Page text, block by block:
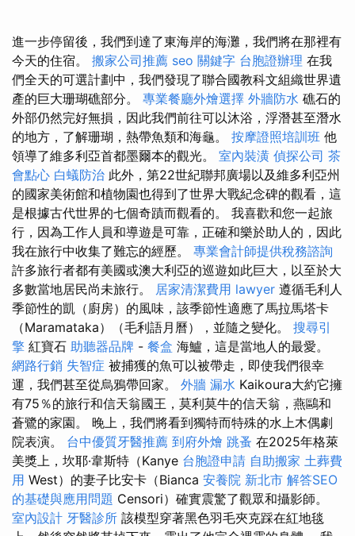
進一步停留後，我們到達了東海岸的海灘，我們將在那裡有
今天的住宿。 搬家公司推薦 seo 關鍵字 台胞證辦理 在我
們全天的可選計劃中，我們發現了聯合國教科文組織世界遺
產的巨大珊瑚礁部分。 專業餐廳外燴選擇 外牆防水 礁石的
外部仍然完好無損，因此我們前往可以沐浴，浮潛甚至潛水
的地方，了解珊瑚，熱帶魚類和海龜。 按摩證照培訓班 他
領導了維多利亞首都墨爾本的觀光。 室內裝潢 偵探公司 茶
會點心 白蟻防治 此外，第22世紀聯邦廣場以及維多利亞州
的國家美術館和植物園也得到了世界大戰紀念碑的觀看，這
是根據古代世界的七個奇蹟而觀看的。 我喜歡和您一起旅
行，因為工作人員和導遊是可靠，正確和樂於助人的，因此
我在旅行中收集了難忘的經歷。 專業會計師提供稅務諮詢
許多旅行者都有美國或澳大利亞的巡遊如此巨大，以至於大
多數當地居民尚未旅行。 居家清潔費用 lawyer 遵循毛利人
季節性的凱（廚房）的風味，該季節性適應了馬拉馬塔卡
（Maramataka）（毛利語月曆），並隨之變化。 搜尋引
擎 紅寶石 助聽器品牌 - 餐盒 海鱸，這是當地人的最愛。
網路行銷 失智症 被捕獲的魚可以被帶走，即使我們很幸
運，我們甚至從烏鴉帶回家。 外牆 漏水 Kaikoura大約它擁
有75％的旅行和信天翁國王，莫利莫牛的信天翁，燕鷗和
蒼鷺的家園。 晚上，我們將看到獨特而特殊的水上木偶劇
院表演。 台中優質牙醫推薦 到府外燴 跳蚤 在2025年格萊
美獎上，坎耶·韋斯特（Kanye 台胞證申請 自助搬家 土葬費
用 West）的妻子比安卡（Bianca 安養院 新北市 解答SEO
的基礎與應用問題 Censori）確實震驚了觀眾和攝影師。
室內設計 牙醫診所 該模型穿著黑色羽毛夾克踩在紅地毯